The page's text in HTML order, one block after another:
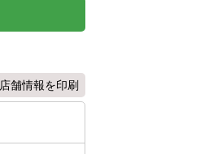
店舗情報を印刷